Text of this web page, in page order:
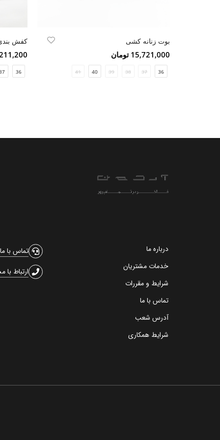
بوت زنانه کشی
15,721,000 تومان
36
37
38
39
40
41
کفش
11,211,200
36
درباره ما
خدمات مشتریان
شرایط و مقررات
تماس با ما
آدرس شعب
شرایط همکاری
تماس با ما
ارتباط با